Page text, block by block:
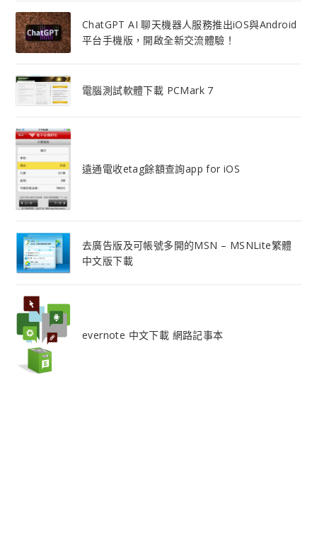
ChatGPT AI 聊天機器人服務推出iOS與Android
平台手機版，開啟全新交流體驗！
電腦測試軟體下載 PCMark 7
遠通電收etag餘額查詢app for iOS
去廣告版及可帳號多開的MSN – MSNLite繁體
中文版下載
evernote 中文下載 網路記事本